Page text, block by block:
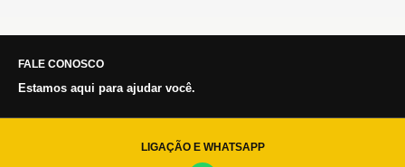
FALE CONOSCO
Estamos aqui para ajudar você.
LIGAÇÃO E WHATSAPP